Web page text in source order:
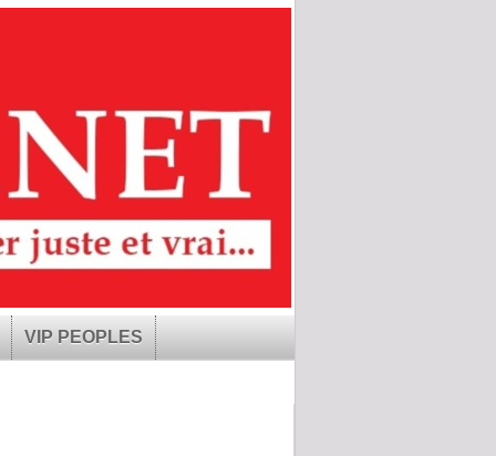
VIP PEOPLES